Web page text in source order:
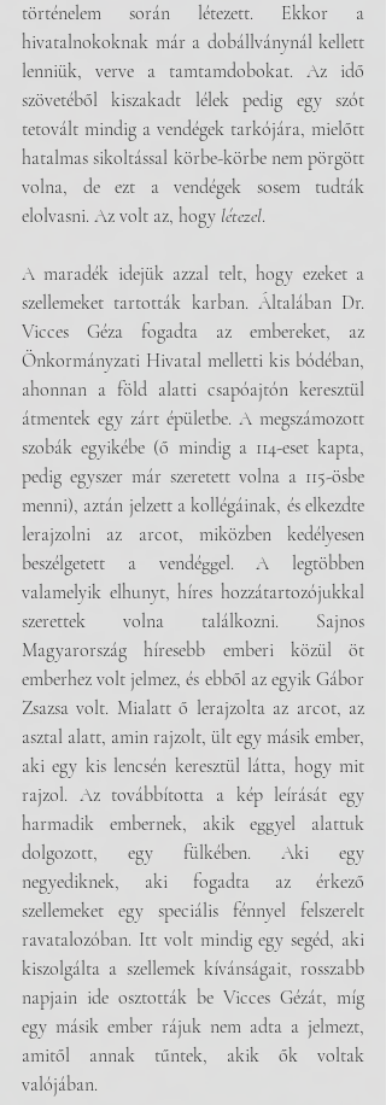
történelem során létezett. Ekkor a
hivatalnokoknak már a dobállványnál kellett
lenniük, verve a tamtamdobokat. Az idő
szövetéből kiszakadt lélek pedig egy szót
tetovált mindig a vendégek tarkójára, mielőtt
hatalmas sikoltással körbe-körbe nem pörgött
volna, de ezt a vendégek sosem tudták
elolvasni. Az volt az, hogy létezel.
A maradék idejük azzal telt, hogy ezeket a
szellemeket tartották karban. Általában Dr.
Vicces Géza fogadta az embereket, az
Önkormányzati Hivatal melletti kis bódéban,
ahonnan a föld alatti csapóajtón keresztül
átmentek egy zárt épületbe. A megszámozott
szobák egyikébe (ő mindig a 114-eset kapta,
pedig egyszer már szeretett volna a 115-ösbe
menni), aztán jelzett a kollégáinak, és elkezdte
lerajzolni az arcot, miközben kedélyesen
beszélgetett a vendéggel. A legtöbben
valamelyik elhunyt, híres hozzátartozójukkal
szerettek volna találkozni. Sajnos
Magyarország híresebb emberi közül öt
emberhez volt jelmez, és ebből az egyik Gábor
Zsazsa volt. Mialatt ő lerajzolta az arcot, az
asztal alatt, amin rajzolt, ült egy másik ember,
aki egy kis lencsén keresztül látta, hogy mit
rajzol. Az továbbította a kép leírását egy
harmadik embernek, akik eggyel alattuk
dolgozott, egy fülkében. Aki egy
negyediknek, aki fogadta az érkező
szellemeket egy speciális fénnyel felszerelt
ravatalozóban. Itt volt mindig egy segéd, aki
kiszolgálta a szellemek kívánságait, rosszabb
napjain ide osztották be Vicces Gézát, míg
egy másik ember rájuk nem adta a jelmezt,
amitől annak tűntek, akik ők voltak
valójában.